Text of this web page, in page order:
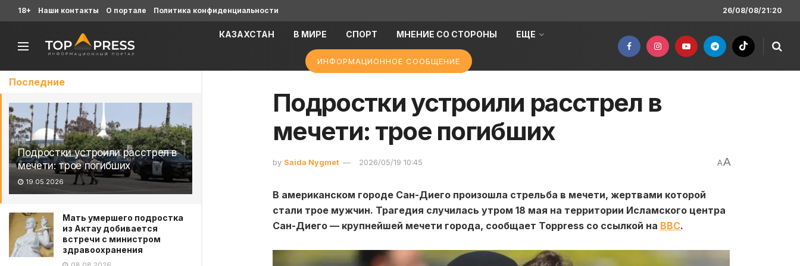
Последние
Подростки устроили расстрел в
мечети: трое погибших
19.05.2026
Мать умершего подростка
из Актау добивается
встречи с министром
здравоохранения
18+ Наши контакты О портале Политика конфиденциальности 26/08/08/21:20
КАЗАХСТАН В МИРЕ СПОРТ МНЕНИЕ СО СТОРОНЫ ЕЩЕ
ИНФОРМАЦИОННОЕ СООБЩЕНИЕ
Подростки устроили расстрел в
мечети: трое погибших
by Saida Nygmet 2026/05/19 10:45 AA
В американском городе Сан-Диего произошла стрельба в мечети, жертвами которой
стали трое мужчин. Трагедия случилась утром 18 мая на территории Исламского центра
Сан-Диего — крупнейшей мечети города, сообщает Toppress со ссылкой на BBC.